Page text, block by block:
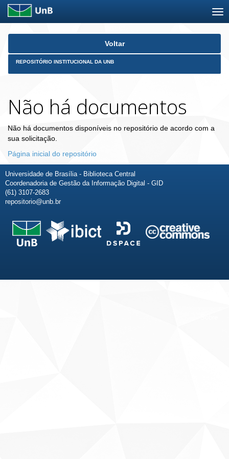
Skip
Voltar
REPOSITÓRIO INSTITUCIONAL DA UNB
Não há documentos
Não há documentos disponíveis no repositório de acordo com a
sua solicitação.
Página inicial do repositório
Universidade de Brasília - Biblioteca Central
Coordenadoria de Gestão da Informação Digital - GID
(61) 3107-2683
repositorio@unb.br